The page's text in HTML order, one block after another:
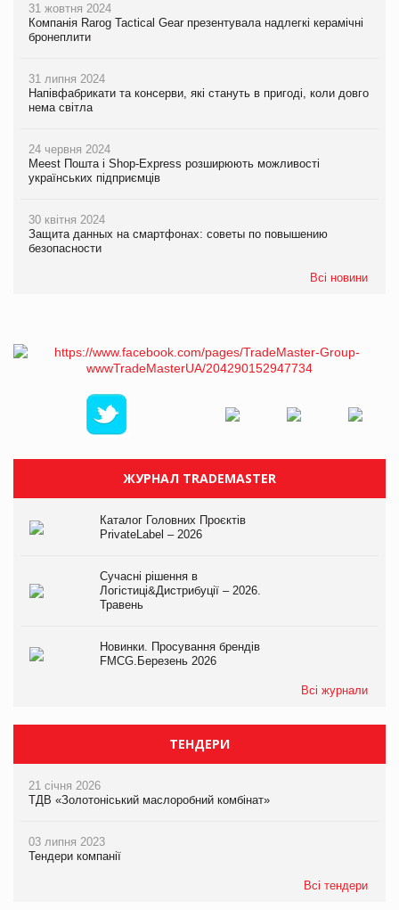
31 жовтня 2024
Компанія Rarog Tactical Gear презентувала надлегкі керамічні
бронеплити
31 липня 2024
Напівфабрикати та консерви, які стануть в пригоді, коли довго
нема світла
24 червня 2024
Meest Пошта і Shop-Express розширюють можливості
українських підприємців
30 квітня 2024
Защита данных на смартфонах: советы по повышению
безопасности
Всі новини
ЖУРНАЛ TRADEMASTER
Каталог Головних Проєктів
PrivateLabel – 2026
Сучасні рішення в
Логістиці&Дистрибуції – 2026.
Травень
Новинки. Просування брендів
FMCG.Березень 2026
Всі журнали
ТЕНДЕРИ
21 січня 2026
ТДВ «Золотоніський маслоробний комбінат»
03 липня 2023
Тендери компанії
Всі тендери